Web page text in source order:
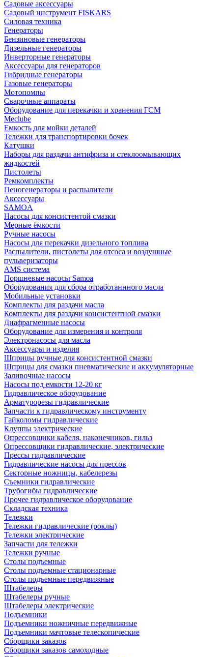
Садовые аксессуары
Садовый инструмент FISKARS
Силовая техника
Генераторы
Бензиновые генераторы
Дизельные генераторы
Инверторные генераторы
Аксессуары для генераторов
Гибридные генераторы
Газовые генераторы
Мотопомпы
Сварочные аппараты
Оборудование для перекачки и хранения ГСМ
Meclube
Емкость для мойки деталей
Тележки для транспортировки бочек
Катушки
Наборы для раздачи антифриза и стеклоомывающих
жидкостей
Пистолеты
Ремкомплекты
Пеногенераторы и распылители
Аксессуары
SAMOA
Насосы для консистентой смазки
Мерные ёмкости
Ручные насосы
Насосы для перекачки дизельного топлива
Распылители, пистолеты для отсоса и воздушные
пульверизаторы
AMS система
Поршневые насосы Samoa
Оборудования для сбора отработаннного масла
Мобильные установки
Комплекты для раздачи масла
Комплекты для раздачи консистентной смазки
Диафрагменные насосы
Оборудование для измерения и контроля
Электронасосы для масла
Аксессуары и изделия
Шприцы ручные для консистентной смазки
Шприцы для смазки пневматические и аккумуляторные
Заливочные насосы
Насосы под емкости 12-20 кг
Гидравлическое оборудование
Арматурорезы гидравлические
Запчасти к гидравлическому инструменту
Гайколомы гидравлические
Клуппы электрические
Опрессовщики кабеля, наконечников, гильз
Опрессовщики гидравлические, электрические
Прессы гидравлические
Гидравлические насосы для прессов
Секторные ножницы, кабелерезы
Съемники гидравлические
Трубогибы гидравлические
Прочее гидравлическое оборудование
Складская техника
Тележки
Тележки гидравлические (роклы)
Тележки электрические
Запчасти для тележки
Тележки ручные
Столы подъемные
Столы подъемные стационарные
Столы подъемные передвижные
Штабелеры
Штабелеры ручные
Штабелеры электрические
Подъемники
Подъемники ножничные передвижные
Подъемники мачтовые телескопические
Сборщики заказов
Сборщики заказов самоходные